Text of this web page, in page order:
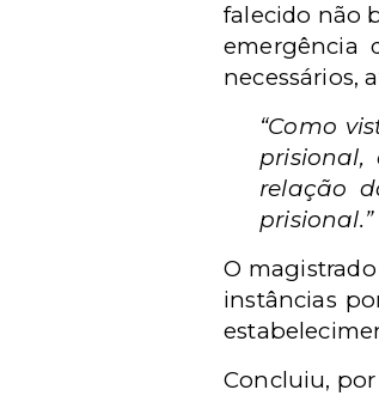
falecido não
emergência
necessários,
“Como
prisional,
relação
prisional.”
O
instâncias
Concluiu,